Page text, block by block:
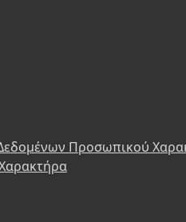
Προσωπικού